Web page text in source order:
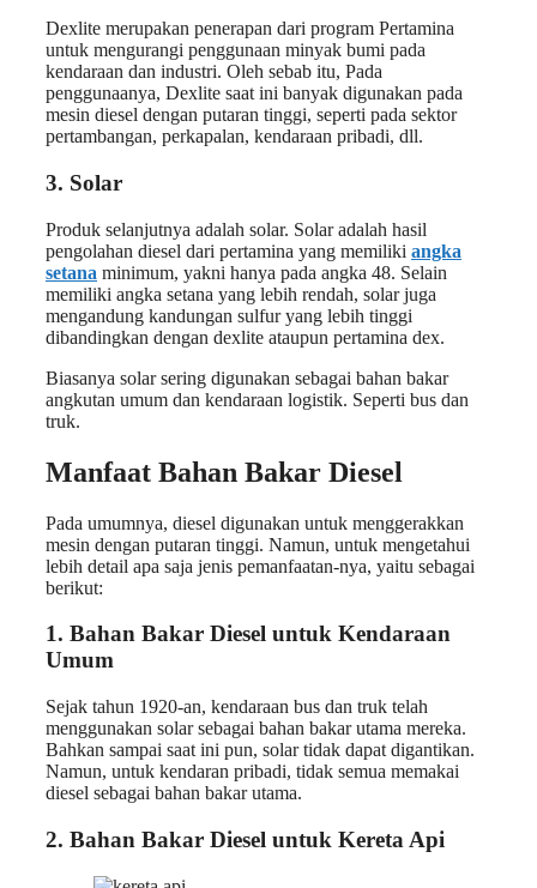
Dexlite merupakan penerapan dari program Pertamina
untuk mengurangi penggunaan minyak bumi pada
kendaraan dan industri. Oleh sebab itu, Pada
penggunaanya, Dexlite saat ini banyak digunakan pada
mesin diesel dengan putaran tinggi, seperti pada sektor
pertambangan, perkapalan, kendaraan pribadi, dll.
3. Solar
Produk selanjutnya adalah solar. Solar adalah hasil
pengolahan diesel dari pertamina yang memiliki angka
setana minimum, yakni hanya pada angka 48. Selain
memiliki angka setana yang lebih rendah, solar juga
mengandung kandungan sulfur yang lebih tinggi
dibandingkan dengan dexlite ataupun pertamina dex.
Biasanya solar sering digunakan sebagai bahan bakar
angkutan umum dan kendaraan logistik. Seperti bus dan
truk.
Manfaat Bahan Bakar Diesel
Pada umumnya, diesel digunakan untuk menggerakkan
mesin dengan putaran tinggi. Namun, untuk mengetahui
lebih detail apa saja jenis pemanfaatan-nya, yaitu sebagai
berikut:
1. Bahan Bakar Diesel untuk Kendaraan
Umum
Sejak tahun 1920-an, kendaraan bus dan truk telah
menggunakan solar sebagai bahan bakar utama mereka.
Bahkan sampai saat ini pun, solar tidak dapat digantikan.
Namun, untuk kendaran pribadi, tidak semua memakai
diesel sebagai bahan bakar utama.
2. Bahan Bakar Diesel untuk Kereta Api